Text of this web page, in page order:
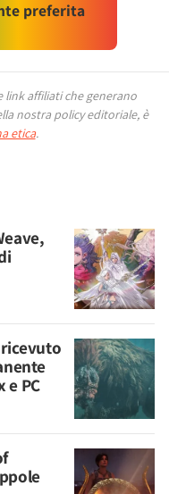
preferita
affiliati che generano
nostra policy editoriale, è
etica.
e PC